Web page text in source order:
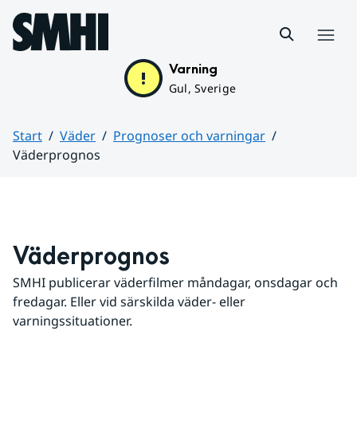
Hoppa till sidans innehåll
Varning
Gul, Sverige
Start Väder
Prognoser och varningar
Väderprognos
Väderprognos
SMHI publicerar väderfilmer måndagar, onsdagar och
fredagar. Eller vid särskilda väder- eller
varningssituationer.